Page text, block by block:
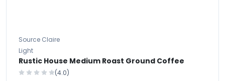
Source Claire
Light
Rustic House Medium Roast Ground Coffee
(4.0)